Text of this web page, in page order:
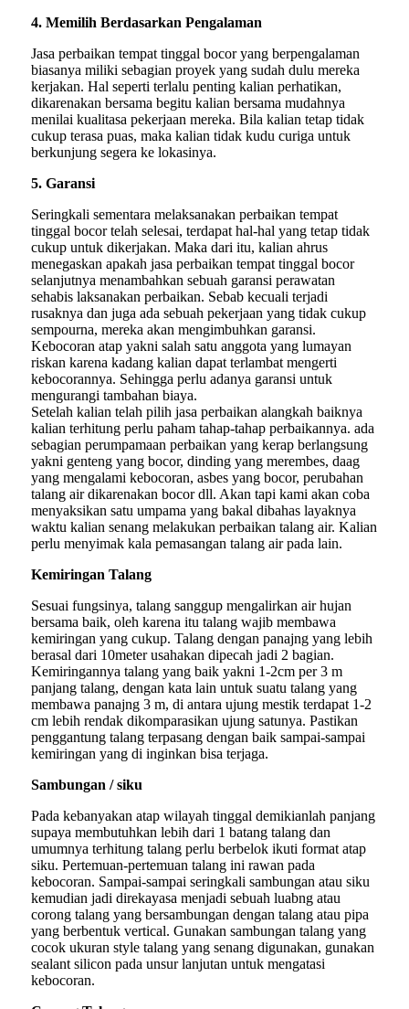
4. Memilih Berdasarkan Pengalaman
Jasa perbaikan tempat tinggal bocor yang berpengalaman
biasanya miliki sebagian proyek yang sudah dulu mereka
kerjakan. Hal seperti terlalu penting kalian perhatikan,
dikarenakan bersama begitu kalian bersama mudahnya
menilai kualitasa pekerjaan mereka. Bila kalian tetap tidak
cukup terasa puas, maka kalian tidak kudu curiga untuk
berkunjung segera ke lokasinya.
5. Garansi
Seringkali sementara melaksanakan perbaikan tempat
tinggal bocor telah selesai, terdapat hal-hal yang tetap tidak
cukup untuk dikerjakan. Maka dari itu, kalian ahrus
menegaskan apakah jasa perbaikan tempat tinggal bocor
selanjutnya menambahkan sebuah garansi perawatan
sehabis laksanakan perbaikan. Sebab kecuali terjadi
rusaknya dan juga ada sebuah pekerjaan yang tidak cukup
sempourna, mereka akan mengimbuhkan garansi.
Kebocoran atap yakni salah satu anggota yang lumayan
riskan karena kadang kalian dapat terlambat mengerti
kebocorannya. Sehingga perlu adanya garansi untuk
mengurangi tambahan biaya.
Setelah kalian telah pilih jasa perbaikan alangkah baiknya
kalian terhitung perlu paham tahap-tahap perbaikannya. ada
sebagian perumpamaan perbaikan yang kerap berlangsung
yakni genteng yang bocor, dinding yang merembes, daag
yang mengalami kebocoran, asbes yang bocor, perubahan
talang air dikarenakan bocor dll. Akan tapi kami akan coba
menyaksikan satu umpama yang bakal dibahas layaknya
waktu kalian senang melakukan perbaikan talang air. Kalian
perlu menyimak kala pemasangan talang air pada lain.
Kemiringan Talang
Sesuai fungsinya, talang sanggup mengalirkan air hujan
bersama baik, oleh karena itu talang wajib membawa
kemiringan yang cukup. Talang dengan panajng yang lebih
berasal dari 10meter usahakan dipecah jadi 2 bagian.
Kemiringannya talang yang baik yakni 1-2cm per 3 m
panjang talang, dengan kata lain untuk suatu talang yang
membawa panajng 3 m, di antara ujung mestik terdapat 1-2
cm lebih rendak dikomparasikan ujung satunya. Pastikan
penggantung talang terpasang dengan baik sampai-sampai
kemiringan yang di inginkan bisa terjaga.
Sambungan / siku
Pada kebanyakan atap wilayah tinggal demikianlah panjang
supaya membutuhkan lebih dari 1 batang talang dan
umumnya terhitung talang perlu berbelok ikuti format atap
siku. Pertemuan-pertemuan talang ini rawan pada
kebocoran. Sampai-sampai seringkali sambungan atau siku
kemudian jadi direkayasa menjadi sebuah luabng atau
corong talang yang bersambungan dengan talang atau pipa
yang berbentuk vertical. Gunakan sambungan talang yang
cocok ukuran style talang yang senang digunakan, gunakan
sealant silicon pada unsur lanjutan untuk mengatasi
kebocoran.